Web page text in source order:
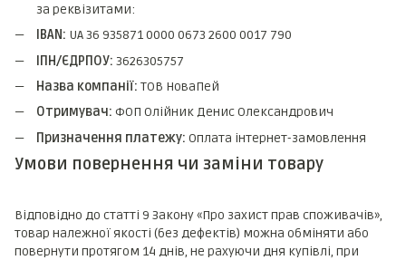
за реквізитами:
IBAN: UA 36 935871 0000 0673 2600 0017 790
ІПН/ЄДРПОУ: 3626305757
Назва компанії: ТОВ НоваПей
Отримувач: ФОП Олійник Денис Олександрович
Призначення платежу: Оплата інтернет-замовлення
Умови повернення чи заміни товару
Відповідно до статті 9 Закону «Про захист прав споживачів»,
товар належної якості (без дефектів) можна обміняти або
повернути протягом 14 днів, не рахуючи дня купівлі, при